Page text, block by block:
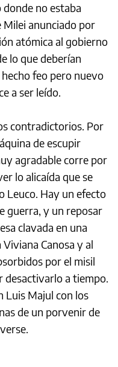
donde no estaba
Milei anunciado por
atómica al gobierno
lo que deberían
feo pero nuevo
a ser leído.
contradictorios. Por
de escupir
agradable corre por
lo alicaída que se
Leuco. Hay un efecto
guerra, y un reposar
clavada en una
Canosa y al
por el misil
desactivarlo a tiempo.
Luis Majul con los
de un porvenir de